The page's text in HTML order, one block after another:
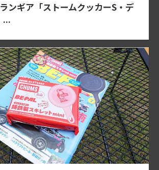
ンギア「ストームクッカーS・デ
...